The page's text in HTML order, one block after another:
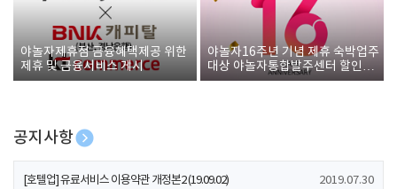
야놀자제휴점 금융혜택제공 위한
제휴 및 금융서비스 게시
야놀자16주년 기념 제휴 숙박업주
대상 야놀자통합발주센터 할인쿠
폰 증정
공지사항
[호텔업] 개인정보 처리방침 개정본1 (19.09.02)
[호텔업] 유료서비스 이용약관 개정본2 (19.09.02) 2019.07.30